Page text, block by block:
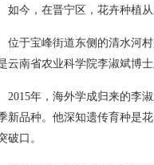
如今，在晋宁区，花卉种植
位于宝峰街道东侧的清水河
云南省农业科学院李淑斌博
2015年，海外学成归来的李
新品种。他深知遗传育种是
破口。